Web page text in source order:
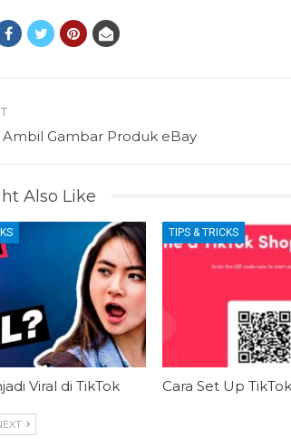
Ambil Gambar Produk eBay
Also Like
Viral di TikTok
TIPS & TRICKS
Cara Set Up